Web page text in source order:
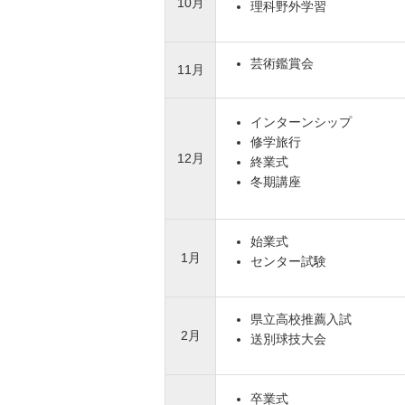
10月 理科野外学習
11月 芸術鑑賞会
12月
インターンシップ
修学旅行
終業式
冬期講座
1月
始業式
センター試験
2月
県立高校推薦入試
送別球技大会
卒業式